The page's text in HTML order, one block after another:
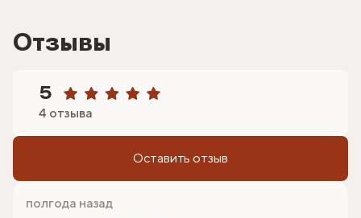
Отзывы
5
4 отзыва
Оставить отзыв
полгода назад